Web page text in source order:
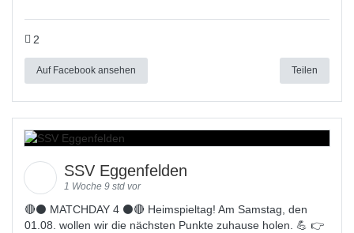
2
Auf Facebook ansehen Teilen
SSV Eggenfelden
1 Woche 9 std vor
🔴⚫ MATCHDAY 4 ⚫🔴 Heimspieltag! Am Samstag, den
01.08. wollen wir die nächsten Punkte zuhause holen. 💪 👉